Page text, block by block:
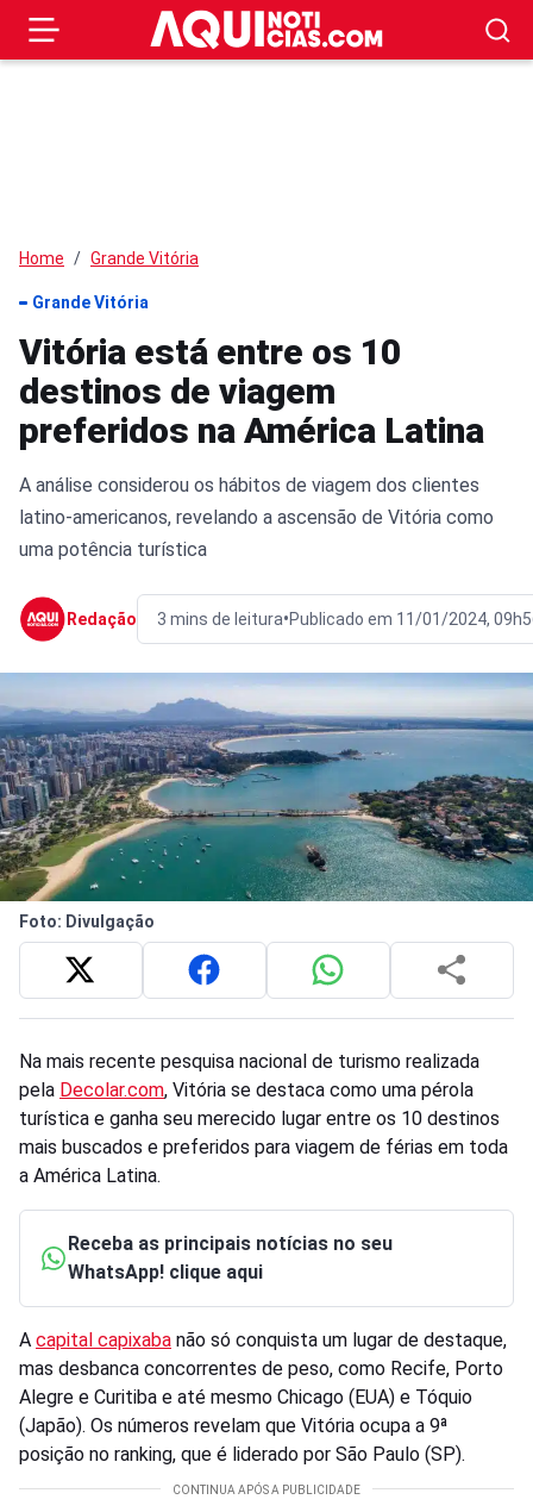
Home Grande Vitória
Grande Vitória
Vitória está entre os 10
destinos de viagem
preferidos na América Latina
A análise considerou os hábitos de viagem dos clientes
latino-americanos, revelando a ascensão de Vitória como
uma potência turística
Redação 3 mins de leitura•Publicado em 11/01/2024,
Foto: Divulgação
Na mais recente pesquisa nacional de turismo realizada
pela Decolar.com, Vitória se destaca como uma pérola
turística e ganha seu merecido lugar entre os 10 destinos
mais buscados e preferidos para viagem de férias em toda
a América Latina.
Receba as principais notícias no seu
WhatsApp! clique aqui
A capital capixaba não só conquista um lugar de destaque,
mas desbanca concorrentes de peso, como Recife, Porto
Alegre e Curitiba e até mesmo Chicago (EUA) e Tóquio
(Japão). Os números revelam que Vitória ocupa a 9ª
posição no ranking, que é liderado por São Paulo (SP).